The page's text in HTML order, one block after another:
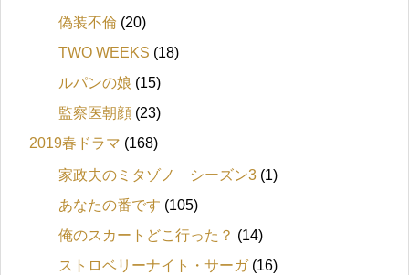
偽装不倫 (20)
TWO WEEKS (18)
ルパンの娘 (15)
監察医朝顔 (23)
2019春ドラマ (168)
家政夫のミタゾノ シーズン3 (1)
あなたの番です (105)
俺のスカートどこ行った？ (14)
ストロベリーナイト・サーガ(16)